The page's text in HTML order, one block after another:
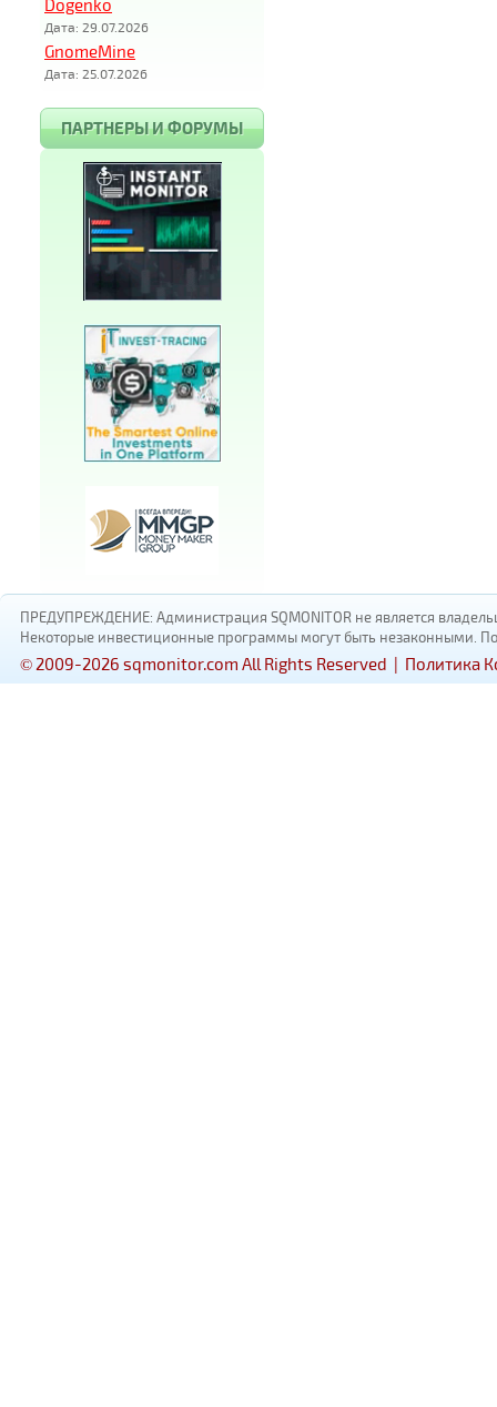
Dogenko
Дата: 29.07.2026
GnomeMine
Дата: 25.07.2026
ПАРТНЕРЫ И ФОРУМЫ
ПРЕДУПРЕЖДЕНИЕ: Администрация SQMONITOR не является
Некоторые инвестиционные программы могут быть незаконными.
© 2009-2026 sqmonitor.com All Rights Reserved | Политика